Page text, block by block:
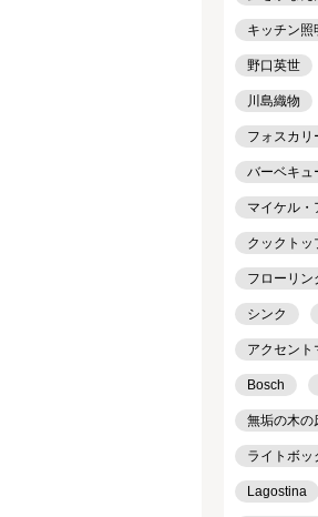
キッチン照
野口英世
川島織物
フォスカリ
バーベキュ
マイケル・
クックトッ
フローリン
シンク
アクセント
Bosch
無垢の木の
ライトボッ
Lagostina